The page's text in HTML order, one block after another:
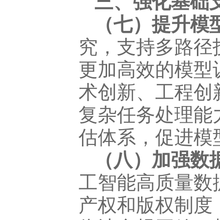
（七）提升
究，支持多路
更加高效的模
术创新、工程创
复杂任务处理
估体系，促进模
（八）加强
工智能高质量数
产权和版权制